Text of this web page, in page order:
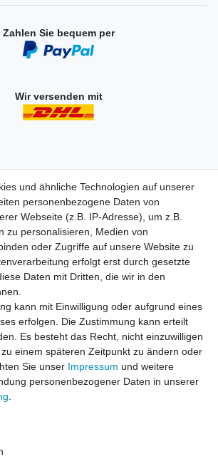
Zahlen Sie bequem per
Wir versenden mit
und ähnliche Technologien auf unserer
personenbezogene Daten von
Webseite (z.B. IP-Adresse), um z.B.
zu personalisieren, Medien von
oder Zugriffe auf unsere Website zu
erfolgt erst durch gesetzte
Daten mit Dritten, die wir in den
kann mit Einwilligung oder aufgrund eines
erfolgen. Die Zustimmung kann erteilt
Es besteht das Recht, nicht einzuwilligen
einem späteren Zeitpunkt zu ändern oder
Sie unser Impressum und weitere
personenbezogener Daten in unserer